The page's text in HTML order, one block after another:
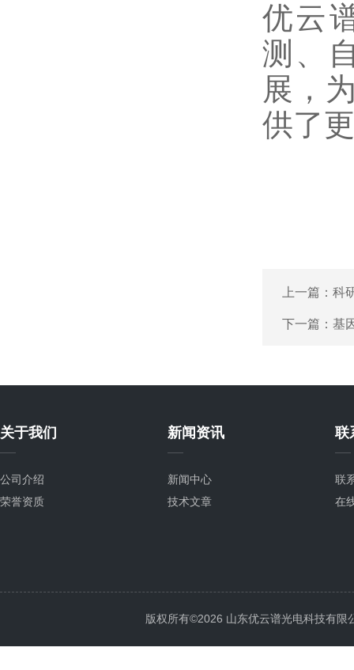
优云
测、
展，
供了
上一篇： 科
下一篇： 基
关于我们
公司介绍
荣誉资质
新闻资讯
新闻中心
技术文章
联
联
在
版权所有©2026 山东优云谱光电科技有